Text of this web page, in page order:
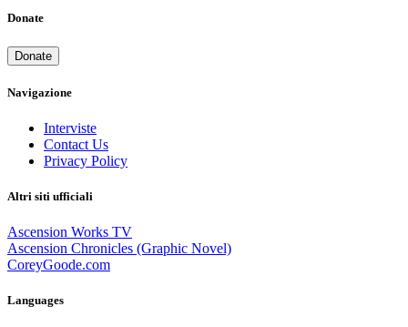
Donate
Donate
Navigazione
Interviste
Contact Us
Privacy Policy
Altri siti ufficiali
Ascension Works TV
Ascension Chronicles (Graphic Novel)
CoreyGoode.com
Languages